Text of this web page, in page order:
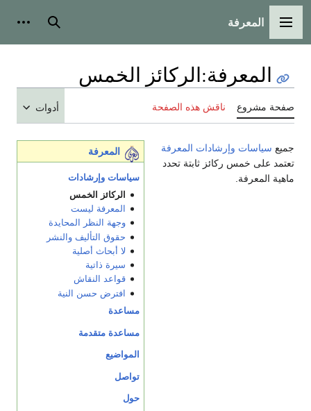
القائمة الرئيسية
المعرفة بحث
المعرفة:الركائز الخمس
صفحة مشروع ناقش هذه الصفحة أدوات
المعرفة
سياسات وإرشادات
الركائز الخمس
المعرفة ليست
وجهة النظر المحايدة
حقوق التأليف والنشر
لا أبحاث أصلية
سيرة ذاتية
قواعد النقاش
افترض حسن النية
مساعدة
مساعدة متقدمة
المواضيع
تواصل
حول
جميع سياسات وإرشادات المعرفة
تعتمد على خمس ركائز ثابتة تحدد
ماهية المعرفة.